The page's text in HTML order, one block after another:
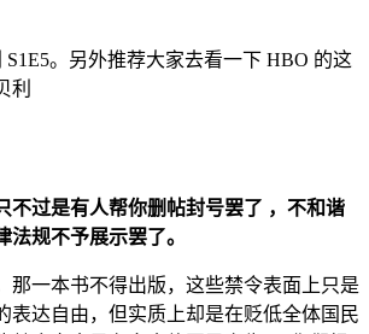
S1E5。另外推荐大家去看一下 HBO 的这
利
不过是有人帮你删帖封号罢了 ，不和谐
法规不予展示罢了。
那一本书不得出版，这些禁令表面上只是
表达自由，但实质上却是在贬低全体国民